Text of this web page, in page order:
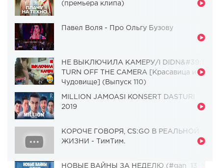
(премьера клипа)
Павел Воля - Про Ольгу Бузову
НЕ ВЫКЛЮЧИЛА КАМЕРУ/I DIDN&#39;T
TURN OFF THE CAMERA [Красавица и
Чудовище] (Выпуск 110)
MILLION JAMOASI KONSERT DASTURI
2019
КОРОЧЕ ГОВОРЯ, CS:GO В РЕАЛЬНОЙ
ЖИЗНИ - ТимТим.
НОВЫЕ ВАЙНЫ ЗА НЕДЕЛЮ (#gan_13_)